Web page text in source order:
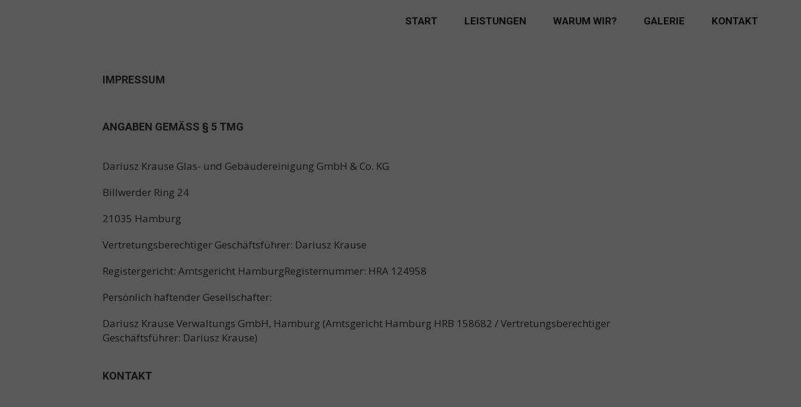
START LEISTUNGEN WARUM WIR? GALERIE KONTAKT
IMPRESSUM
ANGABEN GEMÄSS § 5 TMG
Dariusz Krause Glas- und Gebäudereinigung GmbH & Co. KG
Billwerder Ring 24
21035 Hamburg
Vertretungsberechtiger Geschäftsführer: Dariusz Krause
Registergericht: Amtsgericht HamburgRegisternummer: HRA 124958
Persönlich haftender Gesellschafter:
Dariusz Krause Verwaltungs GmbH, Hamburg (Amtsgericht Hamburg HRB 158682 / Vertretungsberechtiger
Geschäftsführer: Dariusz Krause)
KONTAKT